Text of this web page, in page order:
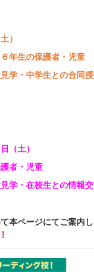
）
年生の保護者・児童
学・中学生との合同
（土）
者・児童
学・在校生との情報
本ページにてご案内
！